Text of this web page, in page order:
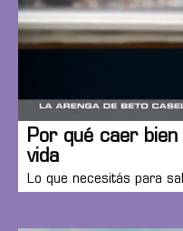
Por qué caer
vida
Lo que necesitás para